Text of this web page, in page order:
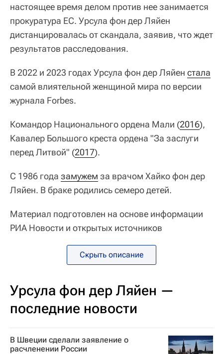
настоящее время делом против нее занимается
прокуратура ЕС. Урсула фон дер Ляйен
дистанцировалась от скандала, заявив, что ждет
результатов расследования.
В 2022 и 2023 годах Урсула фон дер Ляйен стала
самой влиятельной женщиной мира по версии
журнала Forbes.
Командор Национального ордена Мали (2016),
Кавалер Большого креста ордена "За заслуги
перед Литвой" (2017).
С 1986 года замужем за врачом Хайко фон дер
Ляйен. В браке родились семеро детей.
Материал подготовлен на основе информации
РИА Новости и открытых источников
Скрыть описание
Урсула фон дер Ляйен —
последние новости
В Швеции сделали заявление о
расчленении России